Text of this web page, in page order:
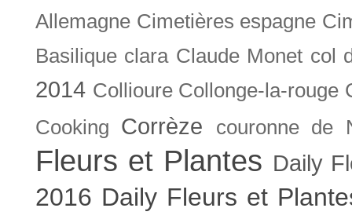
Allemagne Cimetières espagne
Basilique clara Claude Monet col
2014 Collioure Collonge-la-rouge
Cooking
Corrèze couronne de
Fleurs et Plantes Daily
2016 Daily Fleurs et